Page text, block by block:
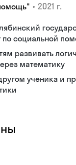
• 2021 г.
по социальной
развивать
математику
ученика и